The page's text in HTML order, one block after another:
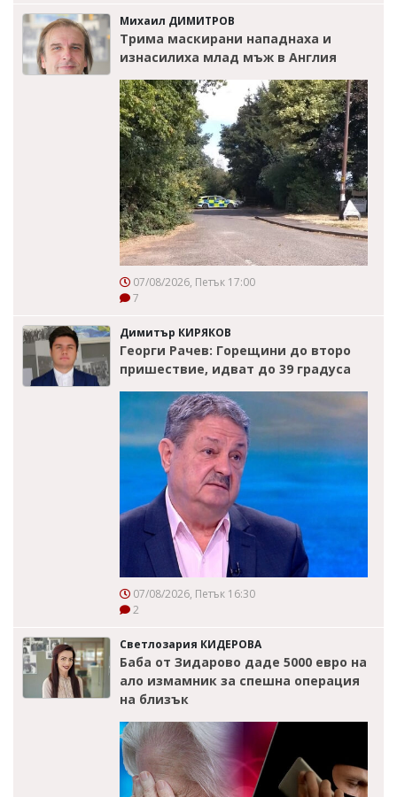
Михаил ДИМИТРОВ
Трима маскирани нападнаха и
изнасилиха млад мъж в Англия
07/08/2026, Петък 17:00
7
Димитър КИРЯКОВ
Георги Рачев: Горещини до второ
пришествие, идват до 39 градуса
07/08/2026, Петък 16:30
2
Светлозария КИДЕРОВА
Баба от Зидарово даде 5000 евро на
ало измамник за спешна операция
на близък